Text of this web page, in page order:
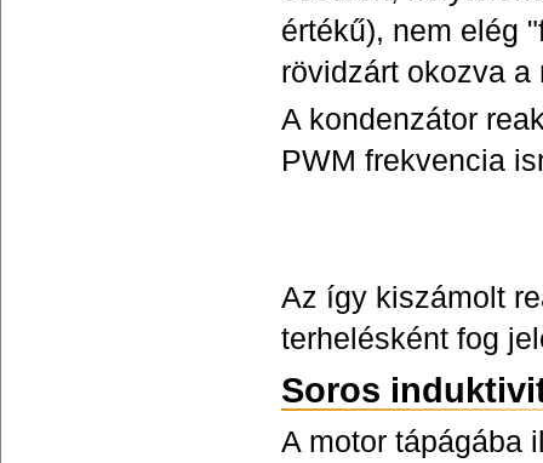
értékű), nem elég
rövidzárt okozva
A kondenzátor
PWM frekvencia
Az így kiszámolt
terhelésként fog
Soros
A motor tápágába